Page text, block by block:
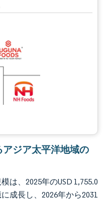
CC BY 4.0の表示が必要です。
ジア太平洋地域の
は、2025年のUSD 1,755.0
成長し、2026年から2031